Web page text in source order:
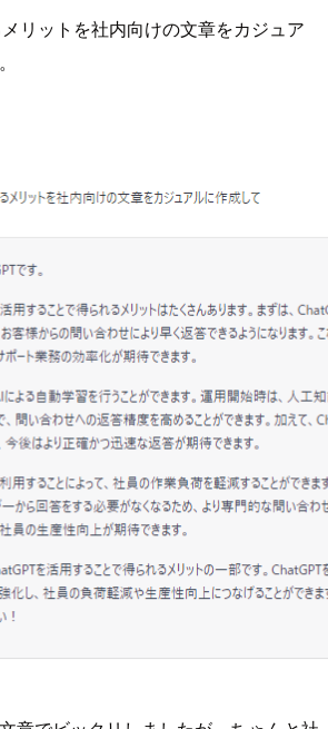
リットを社内向けの文章をカジュア